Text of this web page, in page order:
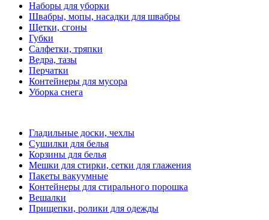
Наборы для уборки
Швабры, мопы, насадки для швабры
Щетки, сгоны
Губки
Салфетки, тряпки
Ведра, тазы
Перчатки
Контейнеры для мусора
Уборка снега
Гладильные доски, чехлы
Сушилки для белья
Корзины для белья
Мешки для стирки, сетки для глажения
Пакеты вакуумные
Контейнеры для стирального порошка
Вешалки
Прищепки, ролики для одежды